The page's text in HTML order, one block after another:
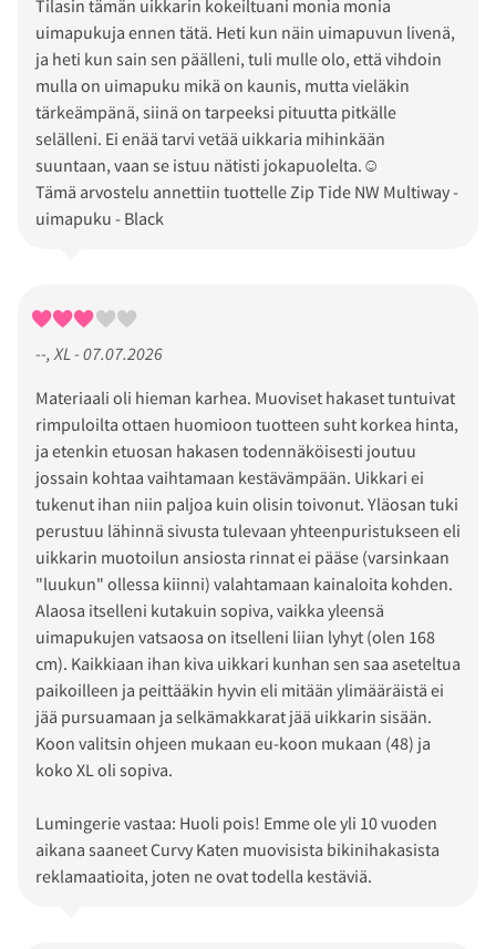
Tilasin tämän uikkarin kokeiltuani monia monia
uimapukuja ennen tätä. Heti kun näin uimapuvun livenä,
ja heti kun sain sen päälleni, tuli mulle olo, että vihdoin
mulla on uimapuku mikä on kaunis, mutta vieläkin
tärkeämpänä, siinä on tarpeeksi pituutta pitkälle
selälleni. Ei enää tarvi vetää uikkaria mihinkään
suuntaan, vaan se istuu nätisti jokapuolelta.☺️
Tämä arvostelu annettiin tuottelle Zip Tide NW Multiway -
uimapuku - Black
--, XL - 07.07.2026
Materiaali oli hieman karhea. Muoviset hakaset tuntuivat
rimpuloilta ottaen huomioon tuotteen suht korkea hinta,
ja etenkin etuosan hakasen todennäköisesti joutuu
jossain kohtaa vaihtamaan kestävämpään. Uikkari ei
tukenut ihan niin paljoa kuin olisin toivonut. Yläosan tuki
perustuu lähinnä sivusta tulevaan yhteenpuristukseen eli
uikkarin muotoilun ansiosta rinnat ei pääse (varsinkaan
"luukun" ollessa kiinni) valahtamaan kainaloita kohden.
Alaosa itselleni kutakuin sopiva, vaikka yleensä
uimapukujen vatsaosa on itselleni liian lyhyt (olen 168
cm). Kaikkiaan ihan kiva uikkari kunhan sen saa aseteltua
paikoilleen ja peittääkin hyvin eli mitään ylimääräistä ei
jää pursuamaan ja selkämakkarat jää uikkarin sisään.
Koon valitsin ohjeen mukaan eu-koon mukaan (48) ja
koko XL oli sopiva.
Lumingerie vastaa: Huoli pois! Emme ole yli 10 vuoden
aikana saaneet Curvy Katen muovisista bikinihakasista
reklamaatioita, joten ne ovat todella kestäviä.